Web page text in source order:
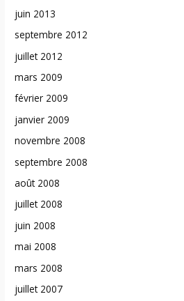
juin 2013
septembre 2012
juillet 2012
mars 2009
février 2009
janvier 2009
novembre 2008
septembre 2008
août 2008
juillet 2008
juin 2008
mai 2008
mars 2008
juillet 2007